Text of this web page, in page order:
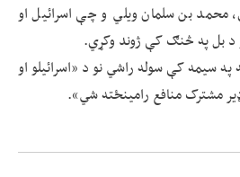
بن سلمان ویلي و چې اسرائیل او
بل په څنګ کې ژوند وکړي.
سیمه کې سوله راشي نو د «اسرائیلو او
مشترک منافع رامینځته شي».